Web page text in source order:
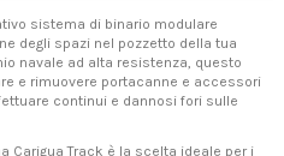
sistema di binario modulare
degli spazi nel pozzetto della tua
navale ad alta resistenza, questo
e rimuovere portacanne e accessori
continui e dannosi fori sulle
Carigua Track è la scelta ideale per i